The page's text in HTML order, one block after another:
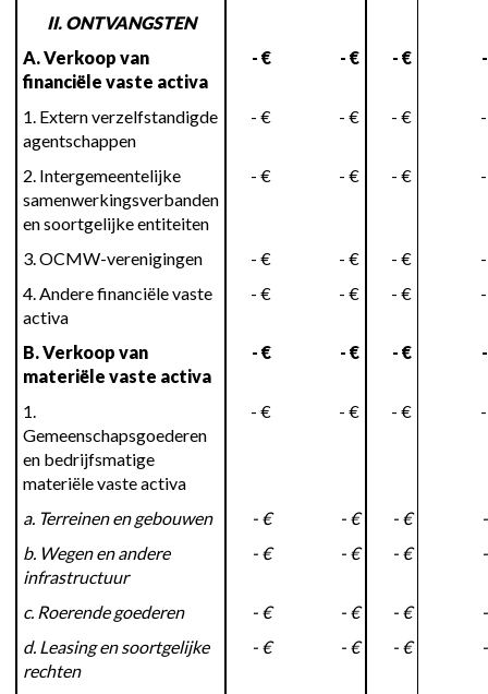
II. ONTVANGSTEN
A. Verkoop van
financiële vaste activa
- € - € - €
1. Extern verzelfstandigde
agentschappen
- € - € - €
2. Intergemeentelijke
samenwerkingsverbanden
en soortgelijke entiteiten
- € - € - €
3. OCMW-verenigingen - € - € - €
4. Andere financiële vaste
activa
- € - € - €
B. Verkoop van
materiële vaste activa
- € - € - €
1.
Gemeenschapsgoederen
en bedrijfsmatige
materiële vaste activa
- € - € - €
a. Terreinen en gebouwen - € - € - €
b. Wegen en andere
infrastructuur
- € - € - €
c. Roerende goederen - € - € - €
d. Leasing en soortgelijke
rechten
- € - € - €